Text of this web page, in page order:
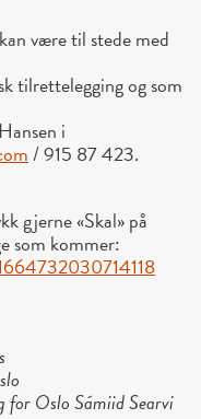
være til stede med
tilrettelegging og som
i
/ 915 87 423.
gjerne «Skal» på
som kommer:
for Oslo Sámiid Searvi